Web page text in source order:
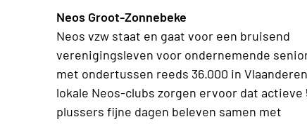
Neos Groot-Zonnebeke
Neos vzw staat en gaat voor een bruisend
verenigingsleven voor ondernemende
met ondertussen reeds 36.000 in
lokale Neos-clubs zorgen ervoor dat actieve
plussers fijne dagen beleven samen met